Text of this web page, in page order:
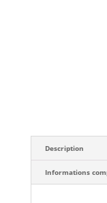
Description
Informations